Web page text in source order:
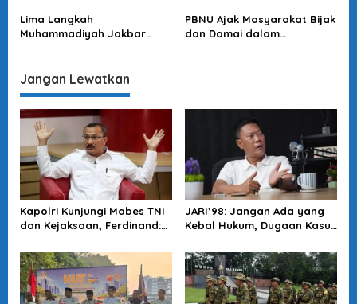
Lima Langkah
Muhammadiyah Jakbar
PBNU Ajak Masyarakat Bijak
dan Damai dalam
Jangan Lewatkan
Kapolri Kunjungi Mabes TNI
dan Kejaksaan, Ferdinand:
Soliditas Antar Lembaga
JARI’98: Jangan Ada yang
Kebal Hukum, Dugaan Kasus
Tuntas